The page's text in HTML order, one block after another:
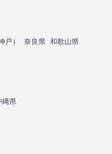
戸） 奈良県 和歌山県
縄県